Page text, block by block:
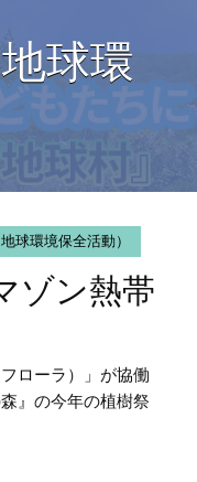
球環
球環境保全活動）
ゾン熱帯
ローラ）」が協働
』の今年の植樹祭